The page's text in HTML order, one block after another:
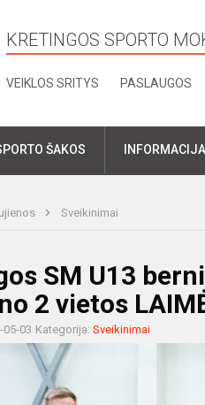
KRETINGOS SPORTO
VEIKLOS SRITYS PASLAUGOS
ŠAKOS
Sveikinimai
SM U13
2 vietos
05-03 Kategorija: Sveikinimai